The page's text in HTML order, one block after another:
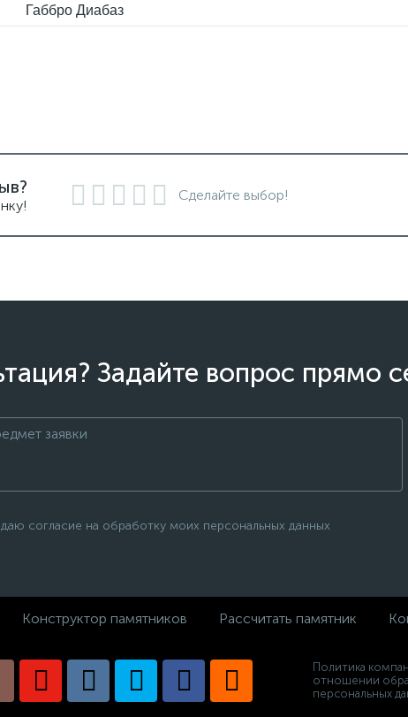
Габбро Диабаз
Сделайте выбор!
Задайте вопрос прямо
согласие на обработку моих персональных данных
Конструктор памятников Рассчитать памятник
Политика
отношении
персональных